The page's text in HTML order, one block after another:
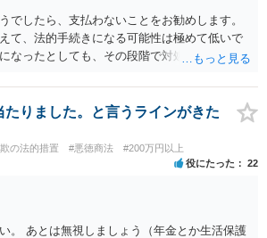
でしたら、支払わないことをお勧めします。
て、法的手続きになる可能性は極めて低いで
なったとしても、その段階で対処すれば間に
紙が届くことがあれば、すぐに弁護士等に相
ければ、それこそ差し押さえにつながりま
、対処により相手の請求を退けることができ
れにしても、心配して待つ必要はないです。
たりました。と言うラインがきた
の法的措置 #悪徳商法 #200万円以上
役にたった 22
。 あとは無視しましょう（年金とか生活保護